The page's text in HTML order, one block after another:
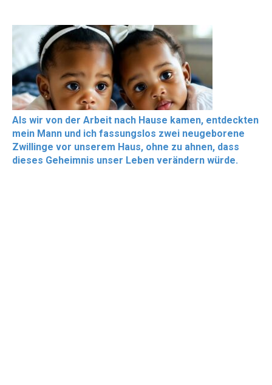
Als wir von der Arbeit nach Hause kamen, entdeckten
mein Mann und ich fassungslos zwei neugeborene
Zwillinge vor unserem Haus, ohne zu ahnen, dass
dieses Geheimnis unser Leben verändern würde.